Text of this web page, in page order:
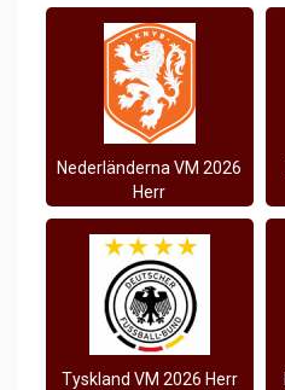
Nederländerna VM 2026
Herr
Tyskland VM 2026 Herr